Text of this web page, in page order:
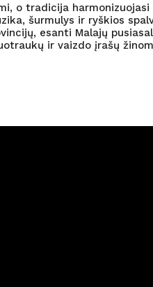
o tradicija harmonizuojasi
šurmulys ir ryškios
esanti Malajų
ir vaizdo įrašų